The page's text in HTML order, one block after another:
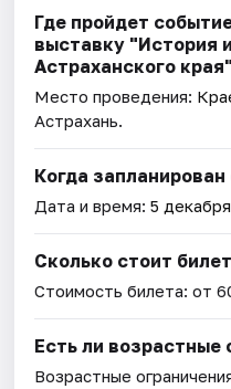
Где пройдет
выставку "История
Астраханского
Место проведения:
Астрахань.
Когда
Дата и время:5
Сколько стоит
Стоимость билета: от
Есть ли возрастные
Возрастные